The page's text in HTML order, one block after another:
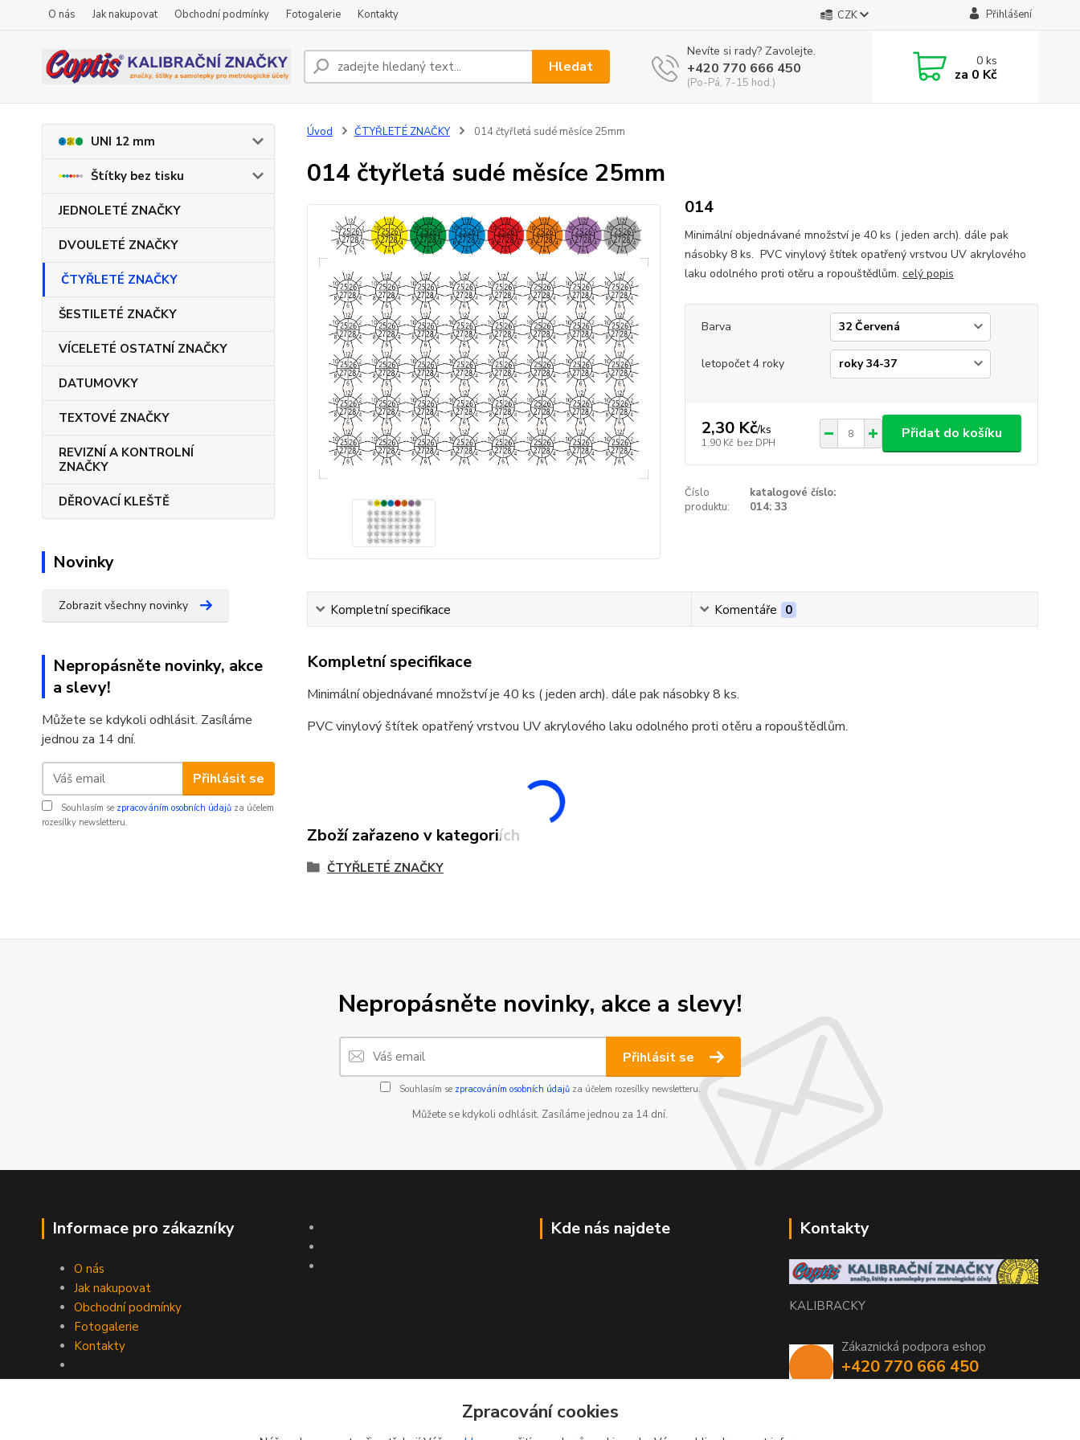
O nás Jak nakupovat Obchodní podmínky Fotogalerie Kontakty CZK Přihlášení
Hledat
Nevíte si rady? Zavolejte.
+420 770 666 450
(Po-Pá, 7-15 hod.)
0ks
za 0 Kč
UNI 12 mm
Štítky bez tisku
JEDNOLETÉ ZNAČKY
DVOULETÉ ZNAČKY
ČTYŘLETÉ ZNAČKY
ŠESTILETÉ ZNAČKY
VÍCELETÉ OSTATNÍ ZNAČKY
DATUMOVKY
TEXTOVÉ ZNAČKY
REVIZNÍ A KONTROLNÍ
ZNAČKY
DĚROVACÍ KLEŠTĚ
Novinky
Zobrazit všechny novinky
Nepropásněte novinky, akce
a slevy!
Můžete se kdykoli odhlásit. Zasíláme
jednou za 14 dní.
Přihlásit se
Souhlasím se zpracováním osobních údajů za účelem
rozesílky newsletteru.
Úvod ČTYŘLETÉ ZNAČKY 014 čtyřletá sudé měsíce 25mm
014 čtyřletá sudé měsíce 25mm
014
Minimální objednávané množství je 40 ks ( jeden arch). dále pak
násobky 8 ks. PVC vinylový štítek opatřený vrstvou UV akrylového
laku odolného proti otěru a ropouštědlům. celý popis
Barva
letopočet 4 roky
2,30 Kč/ks
1,90 Kč bez DPH
Přidat do košíku
Číslo
produktu:
katalogové číslo:
014: 33
Kompletní specifikace Komentáře 0
Kompletní specifikace
Minimální objednávané množství je 40 ks ( jeden arch). dále pak násobky 8 ks.
PVC vinylový štítek opatřený vrstvou UV akrylového laku odolného proti otěru a ropouštědlům.
Zboží zařazeno v kategoriích
ČTYŘLETÉ ZNAČKY
Nepropásněte novinky, akce a slevy!
Přihlásit se
Souhlasím se zpracováním osobních údajůza účelem rozesílky newsletteru.
Můžete se kdykoli odhlásit. Zasíláme jednou za 14 dní.
Informace pro zákazníky
O nás
Jak nakupovat
Obchodní podmínky
Fotogalerie
Kontakty
Kde nás najdete Kontakty
KALIBRACKY
Zákaznická podpora eshop
+420 770 666 450
Zpracování cookies